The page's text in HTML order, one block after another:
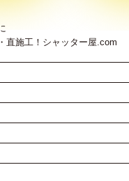
直施工！シャッター屋.com